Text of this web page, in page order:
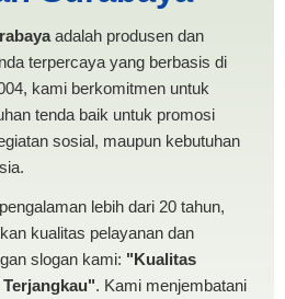
adalah produsen dan
terpercaya yang berbasis di
kami berkomitmen untuk
tenda baik untuk promosi
sosial, maupun kebutuhan
lebih dari 20 tahun,
kualitas pelayanan dan
slogan kami: "Kualitas
. Kami menjembatani